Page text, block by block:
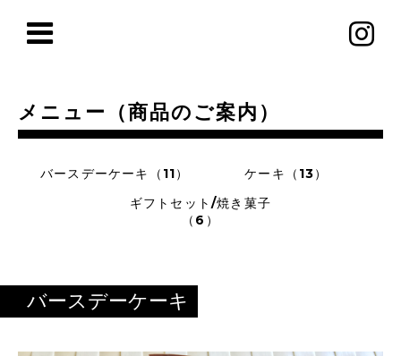
メニュー（商品のご案内）
バースデーケーキ（11）
ケーキ（13）
ギフトセット/焼き菓子
（6）
バースデーケーキ